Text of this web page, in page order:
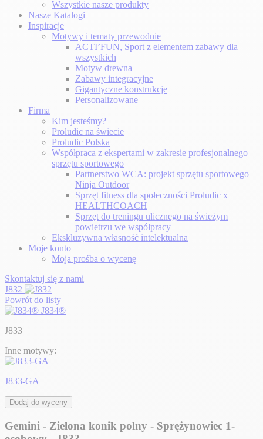
Wszystkie nasze produkty
Nasze Katalogi
Inspiracje
Motywy i tematy przewodnie
ACTI’FUN, Sport z elementem zabawy dla
wszystkich
Motyw drewna
Zabawy integracyjne
Gigantyczne konstrukcje
Personalizowane
Firma
Kim jesteśmy?
Proludic na świecie
Proludic Polska
Współpraca z ekspertami w zakresie profesjonalnego
sprzętu sportowego
Partnerstwo WCA: projekt sprzętu sportowego
Ninja Outdoor
Sprzęt fitness dla społeczności Proludic x
HEALTHCOACH
Sprzęt do treningu ulicznego na świeżym
powietrzu we współpracy
Ekskluzywna własność intelektualna
Moje konto
Moja prośba o wycenę
Skontaktuj się z nami
J832
Powrót do listy
J834®
J833
Inne motywy:
J833-GA
Dodaj do wyceny
Gemini - Zielona konik polny - Sprężynowiec 1-